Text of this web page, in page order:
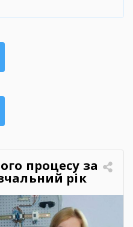
процесу за
рік